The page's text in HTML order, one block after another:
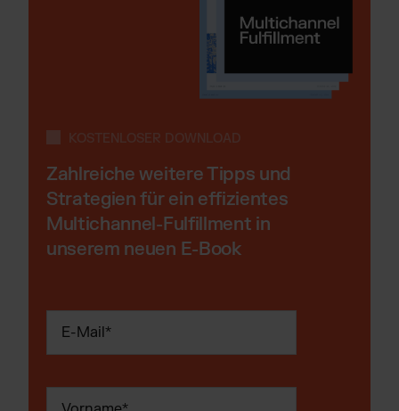
KOSTENLOSER DOWNLOAD
Zahlreiche weitere Tipps und
Strategien für ein effizientes
Multichannel-Fulfillment in
unserem neuen E-Book